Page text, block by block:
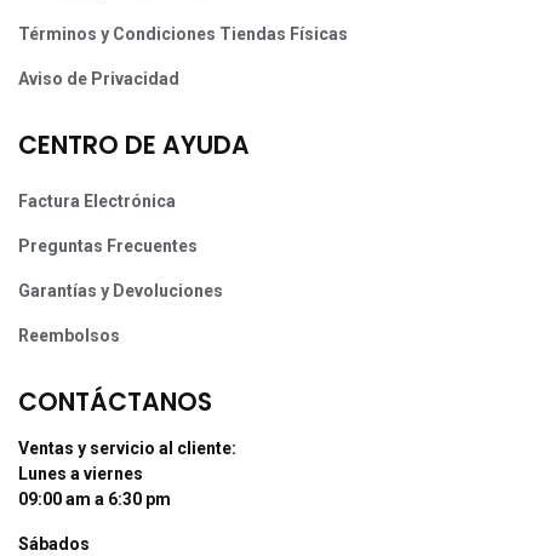
Términos y Condiciones Tiendas Físicas
Aviso de Privacidad
CENTRO DE AYUDA
Factura Electrónica
Preguntas Frecuentes
Garantías y Devoluciones
Reembolsos
CONTÁCTANOS
Ventas y servicio al cliente:
Lunes a viernes
09:00 am a 6:30 pm
Sábados